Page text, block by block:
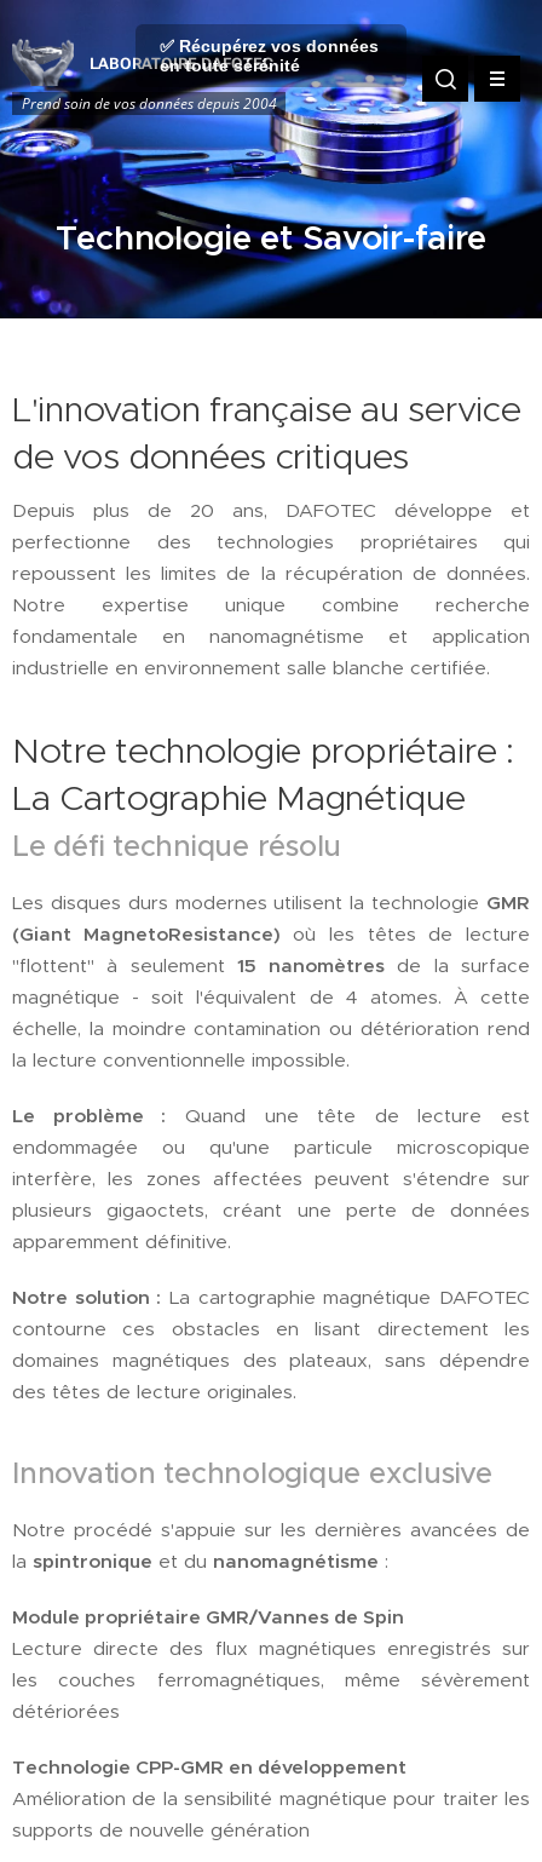
LABORATOIRE DAFOTEC
Prend soin de vos données depuis 2004
Technologie et Savoir-faire
L'innovation française au service
de vos données critiques
Depuis plus de 20 ans, DAFOTEC développe et
perfectionne des technologies propriétaires qui
repoussent les limites de la récupération de données.
Notre expertise unique combine recherche
fondamentale en nanomagnétisme et application
industrielle en environnement salle blanche certifiée.
Notre technologie propriétaire :
La Cartographie Magnétique
Le défi technique résolu
Les disques durs modernes utilisent la technologie GMR
(Giant MagnetoResistance) où les têtes de lecture
"flottent" à seulement15 nanomètresde la surface
magnétique - soit l'équivalent de 4 atomes. À cette
échelle, la moindre contamination ou détérioration rend
la lecture conventionnelle impossible.
Le problème : Quand une tête de lecture est
endommagée ou qu'une particule microscopique
interfère, les zones affectées peuvent s'étendre sur
plusieurs gigaoctets, créant une perte de données
apparemment définitive.
Notre solution : La cartographie magnétique DAFOTEC
contourne ces obstacles en lisant directement les
domaines magnétiques des plateaux, sans dépendre
des têtes de lecture originales.
Innovation technologique exclusive
Notre procédé s'appuie sur les dernières avancées de
la spintronique et du nanomagnétisme :
Module propriétaire GMR/Vannes de Spin
Lecture directe des flux magnétiques enregistrés sur
les couches ferromagnétiques, même sévèrement
détériorées
Technologie CPP-GMR en développement
Amélioration de la sensibilité magnétique pour traiter les
supports de nouvelle génération
✅ Récupérez vos données
en toute sérénité